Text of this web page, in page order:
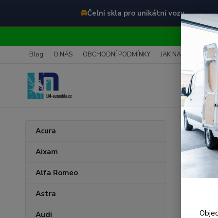
🚘Čelní skla pro unikátní vozy
Blog O NÁS OBCHODNÍ PODMÍNKY JAK NAKUPOVAT
Acura
Aixam
Alfa Romeo
Astra
Audi
Úvod